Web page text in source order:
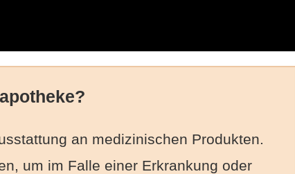
an medizinischen Produkten.
um im Falle einer Erkrankung oder